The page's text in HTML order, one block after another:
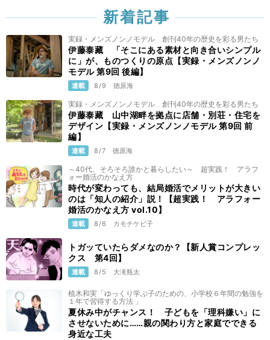
新着記事
実録・メンズノンノモデル 創刊40年の歴史を彩る男たち
伊藤泰藏 「そこにある素材と向き合いシンプル
に」が、ものつくりの原点【実録・メンズノンノ
モデル 第9回 後編】
連載 8/9 徳原海
実録・メンズノンノモデル 創刊40年の歴史を彩る男たち
伊藤泰藏 山中湖畔を拠点に店舗・別荘・住宅を
デザイン【実録・メンズノンノモデル 第9回 前
編】
連載 8/7 徳原海
～40代、そろそろ誰かと暮らしたい～ 超実践！ アラフ
ォー婚活のかなえ方
時代が変わっても、結局婚活でメリットが大きい
のは「知人の紹介」説！【超実践！ アラフォー
婚活のかなえ方 vol.10】
連載 8/6 カモチケビ子
トガッていたらダメなのか？【新人賞コンプレッ
クス 第4回】
連載 8/5 大滝瓶太
植木和実「ゆっくり学ぶ子のための、小学校６年間の勉強を
１年で習得する方法 」
夏休み中がチャンス！ 子どもを「理科嫌い」に
させないために……親の関わり方と家庭でできる
身近な工夫